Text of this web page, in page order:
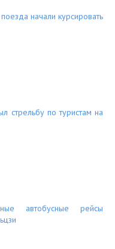
начали курсировать
стрельбу по туристам на
автобусные рейсы